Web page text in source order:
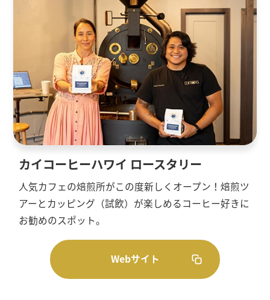
カイコーヒーハワイ ロースタリー
人気カフェの焙煎所がこの度新しくオープン！焙煎ツ
アーとカッピング（試飲）が楽しめるコーヒー好きに
お勧めのスポット。
Webサイト